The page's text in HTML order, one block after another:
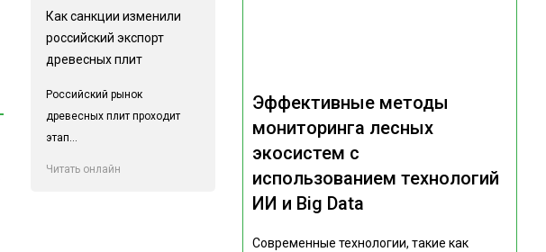
Как санкции изменили
российский экспорт
древесных плит
Российский рынок
древесных плит проходит
этап...
Читать онлайн
Эффективные методы
мониторинга лесных
экосистем с
использованием технологий
ИИ и Big Data
Современные технологии, такие как